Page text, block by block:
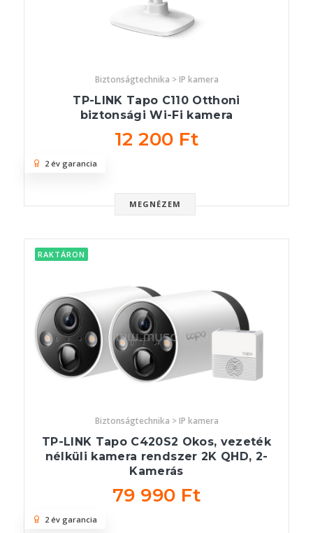
Biztonságtechnika > IP kamera
TP-LINK Tapo C110 Otthoni
biztonsági Wi-Fi kamera
12 200 Ft
MEGNÉZEM
2 év garancia
RAKTÁRON
Biztonságtechnika > IP kamera
TP-LINK Tapo C420S2 Okos, vezeték
nélküli kamera rendszer 2K QHD, 2-
Kamerás
79 990 Ft
2 év garancia